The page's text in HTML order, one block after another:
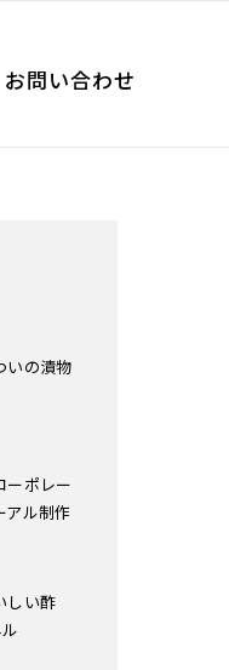
お問い合わせ
いの漬物
ーポレー
アル制作
しい酢